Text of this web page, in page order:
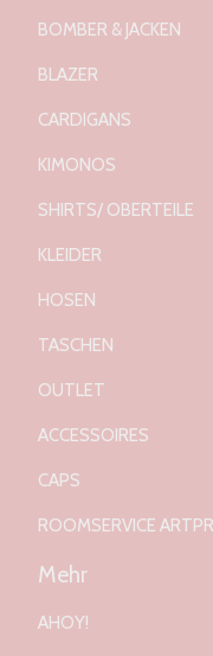
BOMBER & JACKEN
BLAZER
CARDIGANS
KIMONOS
SHIRTS/ OBERTEILE
KLEIDER
HOSEN
TASCHEN
OUTLET
ACCESSOIRES
CAPS
ROOMSERVICE
Mehr
AHOY!